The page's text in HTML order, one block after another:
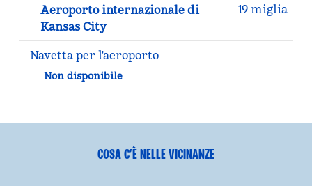
Aeroporto internazionale di
Kansas City
19 miglia
Navetta per l'aeroporto
Non disponibile
COSA C’È NELLE VICINANZE